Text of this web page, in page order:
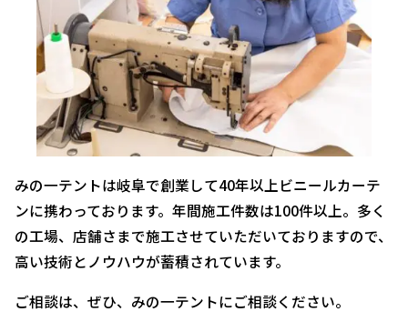
みの一テントは岐阜で創業して40年以上ビニールカーテ
ンに携わっております。年間施工件数は100件以上。多く
の工場、店舗さまで施工させていただいておりますので、
高い技術とノウハウが蓄積されています。
ご相談は、ぜひ、みの一テントにご相談ください。